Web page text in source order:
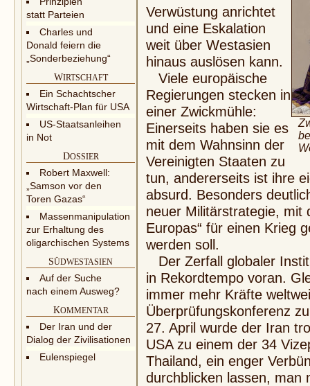
statt Parteien
Charles und
Donald feiern die
„Sonderbeziehung“
WIRTSCHAFT
Ein Schachtscher
Wirtschaft-Plan für USA
US-Staatsanleihen
in Not
DOSSIER
Robert Maxwell:
„Samson vor den
Toren Gazas“
Massenmanipulation
zur Erhaltung des
oligarchischen Systems
SÜDWESTASIEN
Auf der Suche
nach einem Ausweg?
KOMMENTAR
Der Iran und der
Dialog der Zivilisationen
Eulenspiegel
Verwüstung anrichtet
und eine Eskalation
weit über Westasien
hinaus auslösen kann.
Viele europäische
Regie­rungen stecken in
einer Zwickmühle:
Einerseits haben sie es
mit dem Wahnsinn der
Vereinigten Staaten zu
tun, andererseits ist ihre
absurd. Besonders
neuer Militärstrategie, mit
Europas“ für einen Krieg
werden soll.
Der Zerfall globaler
in Rekord­tempo voran.
immer mehr Kräfte
Überprüfungskonferenz
27. April wurde der Iran
USA zu einem der 34
Thailand, ein enger
durchblicken lassen, man